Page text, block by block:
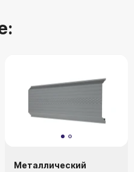
Металлический